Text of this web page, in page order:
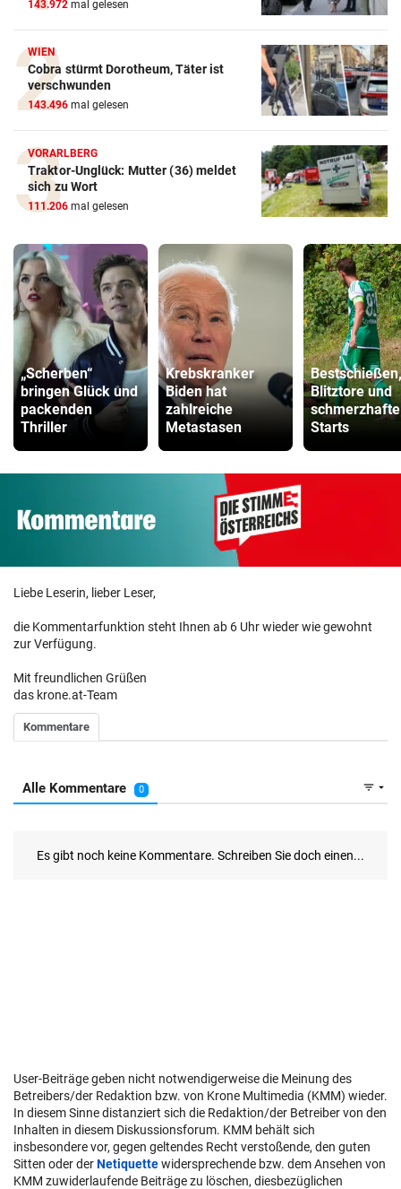
143.972 mal gelesen
WIEN
Cobra stürmt Dorotheum, Täter ist
verschwunden
143.496 mal gelesen
VORARLBERG
Traktor-Unglück: Mutter (36) meldet
sich zu Wort
111.206 mal gelesen
„Scherben“
bringen Glück und
packenden
Thriller
Krebskranker
Biden hat
zahlreiche
Metastasen
Bestschießen,
Blitztore und
schmerzhafte
Starts
Liebe Leserin, lieber Leser,
die Kommentarfunktion steht Ihnen ab 6 Uhr wieder wie gewohnt
zur Verfügung.
Mit freundlichen Grüßen
das krone.at-Team
User-Beiträge geben nicht notwendigerweise die Meinung des
Betreibers/der Redaktion bzw. von Krone Multimedia (KMM) wieder.
In diesem Sinne distanziert sich die Redaktion/der Betreiber von den
Inhalten in diesem Diskussionsforum. KMM behält sich
insbesondere vor, gegen geltendes Recht verstoßende, den guten
Sitten oder derNetiquettewidersprechende bzw. dem Ansehen von
KMM zuwiderlaufende Beiträge zu löschen, diesbezüglichen